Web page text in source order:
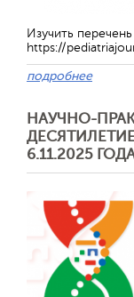
Изучить
https://
подробнее
НАУЧНО-
6.11.2025